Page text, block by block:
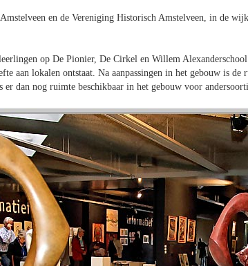
en de Vereniging Historisch Amstelveen, in de
op De Pionier, De Cirkel en Willem
aan lokalen ontstaat. Na aanpassingen in het gebouw is
er dan nog ruimte beschikbaar in het gebouw voor